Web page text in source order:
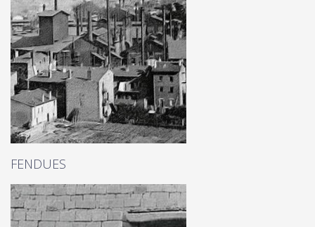
FENDUES